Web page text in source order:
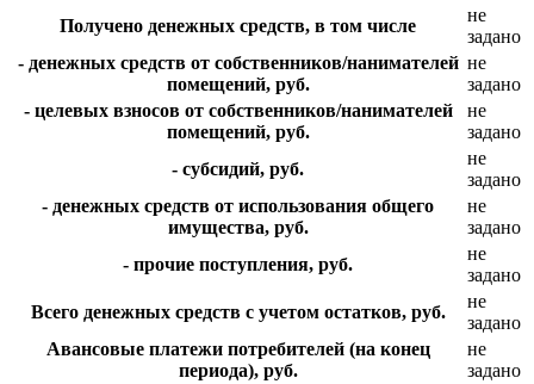
Получено денежных средств, в том числе
не
задано
- денежных средств от собственников/нанимателей
помещений, руб.
не
задано
- целевых взносов от собственников/нанимателей
помещений, руб.
не
задано
- субсидий, руб.
не
задано
- денежных средств от использования общего
имущества, руб.
не
задано
- прочие поступления, руб.
не
задано
Всего денежных средств с учетом остатков, руб.
не
задано
Авансовые платежи потребителей (на конец
периода), руб.
не
задано